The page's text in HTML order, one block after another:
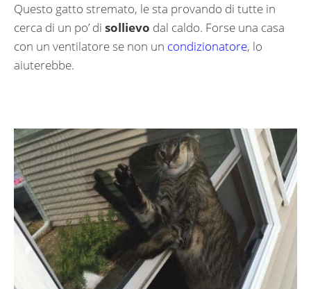
Questo gatto stremato, le sta provando di tutte in
cerca di un po’ di sollievo dal caldo. Forse una casa
con un ventilatore se non un condizionatore, lo
aiuterebbe.